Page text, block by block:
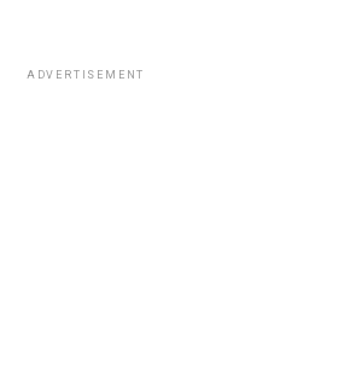
ADVERTISEMENT